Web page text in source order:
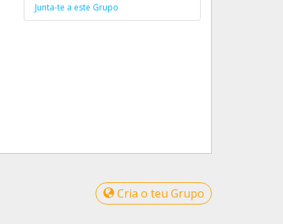
Junta-te a este Grupo
Cria o teu Grupo